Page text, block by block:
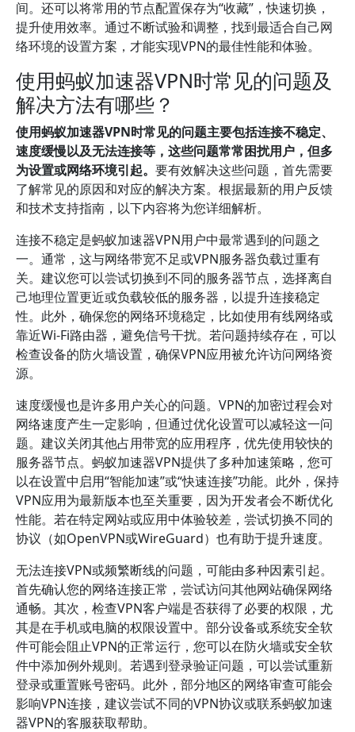
间。还可以将常用的节点配置保存为“收藏”，快速切换，
提升使用效率。通过不断试验和调整，找到最适合自己网
络环境的设置方案，才能实现VPN的最佳性能和体验。
使用蚂蚁加速器VPN时常见的问题及
解决方法有哪些？
使用蚂蚁加速器VPN时常见的问题主要包括连接不稳定、
速度缓慢以及无法连接等，这些问题常常困扰用户，但多
为设置或网络环境引起。 要有效解决这些问题，首先需要
了解常见的原因和对应的解决方案。根据最新的用户反馈
和技术支持指南，以下内容将为您详细解析。
连接不稳定是蚂蚁加速器VPN用户中最常遇到的问题之
一。通常，这与网络带宽不足或VPN服务器负载过重有
关。建议您可以尝试切换到不同的服务器节点，选择离自
己地理位置更近或负载较低的服务器，以提升连接稳定
性。此外，确保您的网络环境稳定，比如使用有线网络或
靠近Wi-Fi路由器，避免信号干扰。若问题持续存在，可以
检查设备的防火墙设置，确保VPN应用被允许访问网络资
源。
速度缓慢也是许多用户关心的问题。VPN的加密过程会对
网络速度产生一定影响，但通过优化设置可以减轻这一问
题。建议关闭其他占用带宽的应用程序，优先使用较快的
服务器节点。蚂蚁加速器VPN提供了多种加速策略，您可
以在设置中启用“智能加速”或“快速连接”功能。此外，保持
VPN应用为最新版本也至关重要，因为开发者会不断优化
性能。若在特定网站或应用中体验较差，尝试切换不同的
协议（如OpenVPN或WireGuard）也有助于提升速度。
无法连接VPN或频繁断线的问题，可能由多种因素引起。
首先确认您的网络连接正常，尝试访问其他网站确保网络
通畅。其次，检查VPN客户端是否获得了必要的权限，尤
其是在手机或电脑的权限设置中。部分设备或系统安全软
件可能会阻止VPN的正常运行，您可以在防火墙或安全软
件中添加例外规则。若遇到登录验证问题，可以尝试重新
登录或重置账号密码。此外，部分地区的网络审查可能会
影响VPN连接，建议尝试不同的VPN协议或联系蚂蚁加速
器VPN的客服获取帮助。